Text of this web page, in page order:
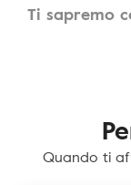
Ti sapremo
Quando ti